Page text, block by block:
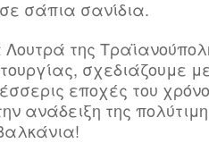
σάπια σανίδια.
της
σχεδιάζουμε
εποχές του
ανάδειξη της